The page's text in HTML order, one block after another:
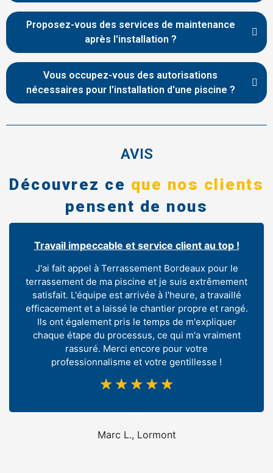
Proposez-vous des services de maintenance
après l'installation ?
Vous occupez-vous des autorisations
nécessaires pour l'installation d'une piscine ?
AVIS
Découvrez ce que nos clients
pensent de nous
Marc L., Lormont
Travail impeccable et service client au top !
J'ai fait appel à Terrassement Bordeaux pour le
terrassement de ma piscine et je suis extrêmement
satisfait. L'équipe est arrivée à l'heure, a travaillé
efficacement et a laissé le chantier propre et rangé.
Ils ont également pris le temps de m'expliquer
chaque étape du processus, ce qui m'a vraiment
rassuré. Merci encore pour votre
professionnalisme et votre gentillesse !
☆ ☆ ☆ ☆ ☆